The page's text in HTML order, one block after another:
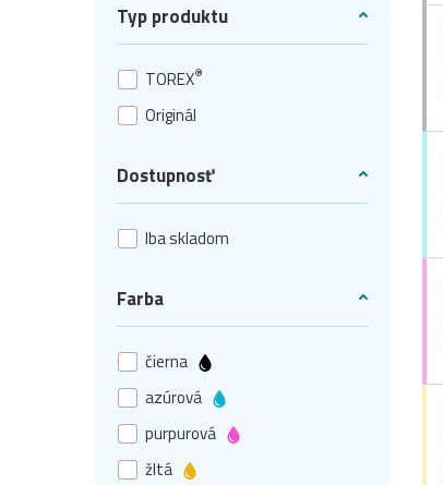
Typ produktu
TOREX®
Originál
Dostupnosť
Iba skladom
Farba
čierna
azúrová
purpurová
žltá